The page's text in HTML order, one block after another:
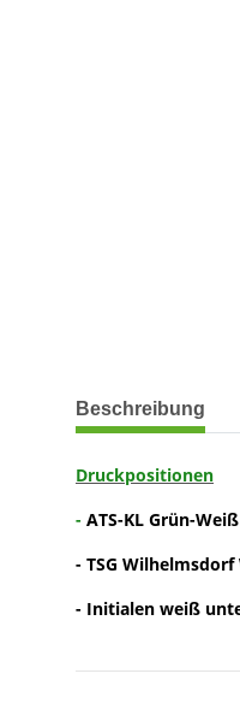
weitere
Beschreibung
Druckpositionen
- ATS-KL Grün-
- TSG
- Initialen weiß